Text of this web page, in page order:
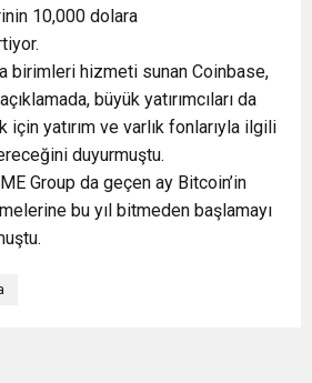
10,000 dolara
birimleri hizmeti sunan Coinbase,
büyük yatırımcıları da
için yatırım ve varlık fonlarıyla ilgili
duyurmuştu.
Group da geçen ay Bitcoin’in
bu yıl bitmeden başlamayı